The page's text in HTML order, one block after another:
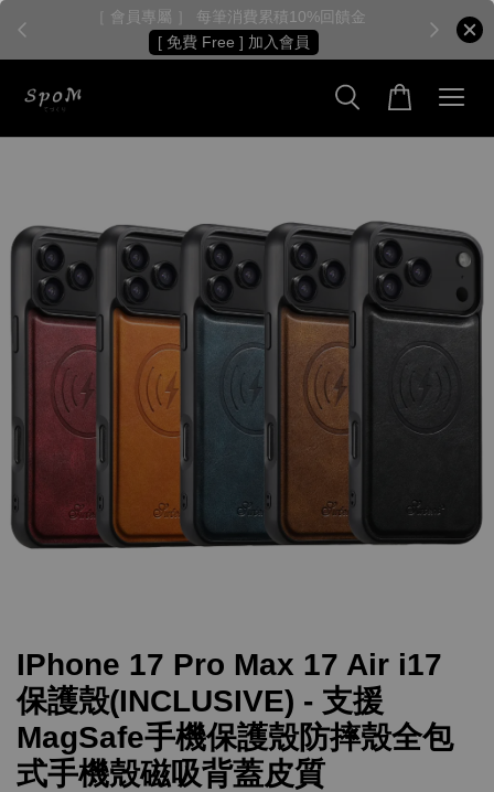
［ 會員專屬 ］ 每筆消費累積10%回饋金
[ 免費 Free ] 加入會員
IPhone 17 Pro Max 17 Air i17
保護殼(INCLUSIVE) - 支援
MagSafe手機保護殼防摔殼全包
式手機殼磁吸背蓋皮質